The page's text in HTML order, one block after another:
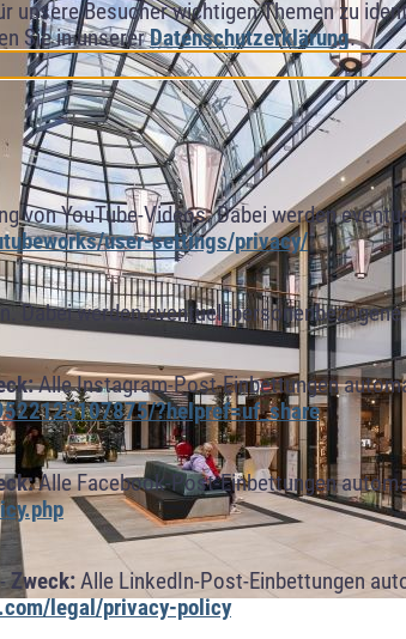
unsere Besucher wichtigen Themen zu
Sie in unsererDatenschutzerklärung.
von YouTube-Videos. Dabei werden
user-settings/privacy/
Dabei werden eventuell
Alle Instagram-Post-Einbettungen
?helpref=uf_share
Alle Facebook-Post-Einbettungen
Zweck:Alle LinkedIn-Post-Einbettungen
legal/privacy-policy